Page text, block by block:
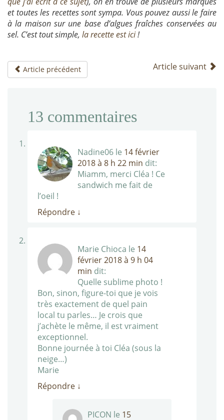
et toutes les recettes sont sympa. Vous pouvez aussi le faire
à la maison sur une base d’algues fraîches conservées au
sel. C’est tout simple, la recette est ici!
Article précédent Article suivant
13 commentaires
Nadine06 le 14 février
2018 à 8 h 22 min dit:
Miamm, merci Cléa ! Ce
sandwich me fait de
l’oeil !
Répondre ↓
Marie Chioca le 14
février 2018 à 9 h 04
min dit:
Quelle sublime photo !
Bon, sinon, figure-toi que je vois
très exactement de quel pain
local tu parles… Je crois que
j’achète le même, il est vraiment
exceptionnel.
Bonne journée à toi Cléa (sous la
neige…)
Marie
Répondre ↓
PICON le 15